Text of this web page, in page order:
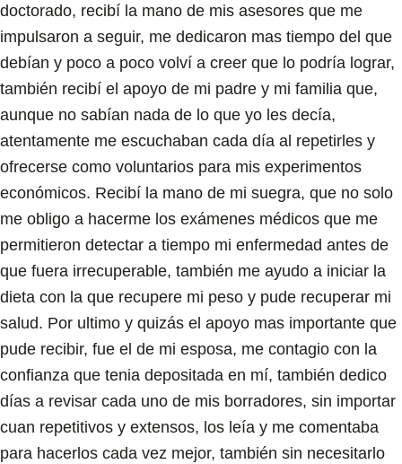
doctorado, recibí la mano de mis asesores que me
impulsaron a seguir, me dedicaron mas tiempo del que
debían y poco a poco volví a creer que lo podría lograr,
también recibí el apoyo de mi padre y mi familia que,
aunque no sabían nada de lo que yo les decía,
atentamente me escuchaban cada día al repetirles y
ofrecerse como voluntarios para mis experimentos
económicos. Recibí la mano de mi suegra, que no solo
me obligo a hacerme los exámenes médicos que me
permitieron detectar a tiempo mi enfermedad antes de
que fuera irrecuperable, también me ayudo a iniciar la
dieta con la que recupere mi peso y pude recuperar mi
salud. Por ultimo y quizás el apoyo mas importante que
pude recibir, fue el de mi esposa, me contagio con la
confianza que tenia depositada en mí, también dedico
días a revisar cada uno de mis borradores, sin importar
cuan repetitivos y extensos, los leía y me comentaba
para hacerlos cada vez mejor, también sin necesitarlo